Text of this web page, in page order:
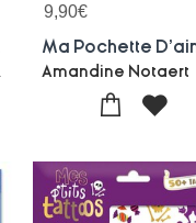
9,90€
Amandine Notaert